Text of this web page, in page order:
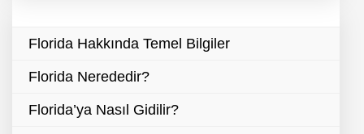
Florida Hakkında Temel Bilgiler
Florida Nerededir?
Florida’ya Nasıl Gidilir?